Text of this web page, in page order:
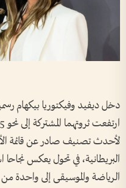
دخل ديفيد وفيكتوريا بيكهام
البريطانية، في تحول يعكس نجاحا
الرياضة والموسيقى إلى واحدة من